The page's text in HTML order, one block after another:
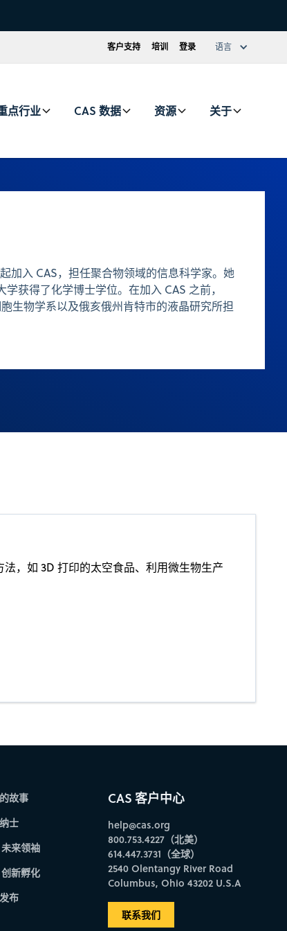
客户支持 培训 登录 语言
点行业 CAS 数据 资源 关于
加入 CAS，担任聚合物领域的信息科学家。她
获得了化学博士学位。在加入 CAS 之前，
生物学系以及俄亥俄州肯特市的液晶研究所担
，如 3D 打印的太空食品、利用微生物生产
故事
士
来领袖
新孵化
布
CAS 客户中心
help@cas.org
800.753.4227（北美）
614.447.3731（全球）
2540 Olentangy River Road
Columbus, Ohio 43202 U.S.A
联系我们